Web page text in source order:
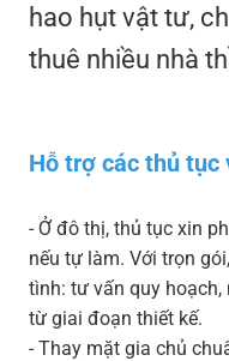
hao hụt vật tư,
thuê nhiều nhà
Hỗ trợ các thủ tục
- Ở đô thị, thủ tục xin
nếu tự làm. Với trọn
tình: tư vấn quy
từ giai đoạn thiết kế.
- Thay mặt gia chủ